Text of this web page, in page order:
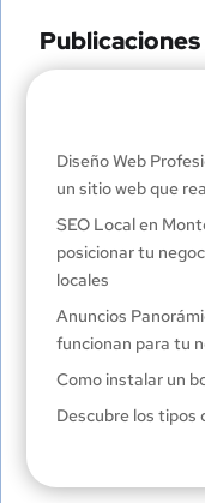
Diseño Web
un sitio web que
SEO Local en
posicionar tu
locales
Anuncios
funcionan para tu
Como instalar un
Descubre los tipos